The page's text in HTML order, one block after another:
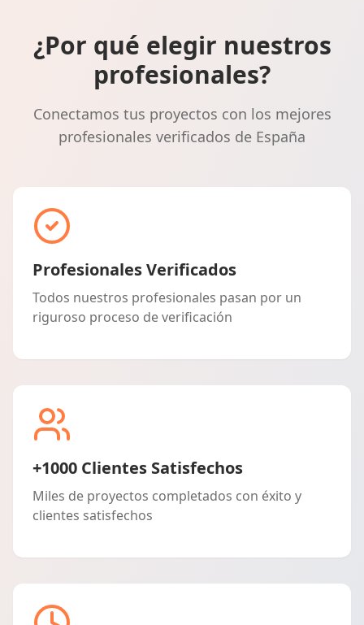
¿Por qué elegir nuestros
profesionales?
Conectamos tus proyectos con los mejores
profesionales verificados de España
Profesionales Verificados
Todos nuestros profesionales pasan por un
riguroso proceso de verificación
+1000 Clientes Satisfechos
Miles de proyectos completados con éxito y
clientes satisfechos